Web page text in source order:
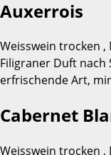
Auxerrois
Weisswein trocken ,
Filigraner Duft nach
erfrischende Art,
Cabernet
Weisswein trocken ,